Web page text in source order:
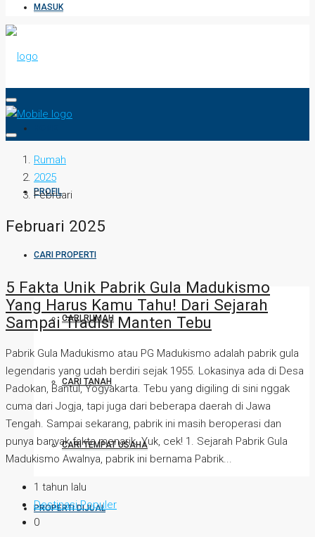
MASUK
PROFIL
CARI PROPERTI
CARI RUMAH
CARI TANAH
CARI TEMPAT USAHA
PROPERTI DIJUAL
Rumah
2025
Februari
Februari 2025
5 Fakta Unik Pabrik Gula Madukismo
Yang Harus Kamu Tahu! Dari Sejarah
Sampai Tradisi Manten Tebu
Pabrik Gula Madukismo atau PG Madukismo adalah pabrik gula
legendaris yang udah berdiri sejak 1955. Lokasinya ada di Desa
Padokan, Bantul, Yogyakarta. Tebu yang digiling di sini nggak
cuma dari Jogja, tapi juga dari beberapa daerah di Jawa
Tengah. Sampai sekarang, pabrik ini masih beroperasi dan
punya banyak fakta menarik. Yuk, cek! 1. Sejarah Pabrik Gula
Madukismo Awalnya, pabrik ini bernama Pabrik...
1 tahun lalu
Destinasi Populer
0